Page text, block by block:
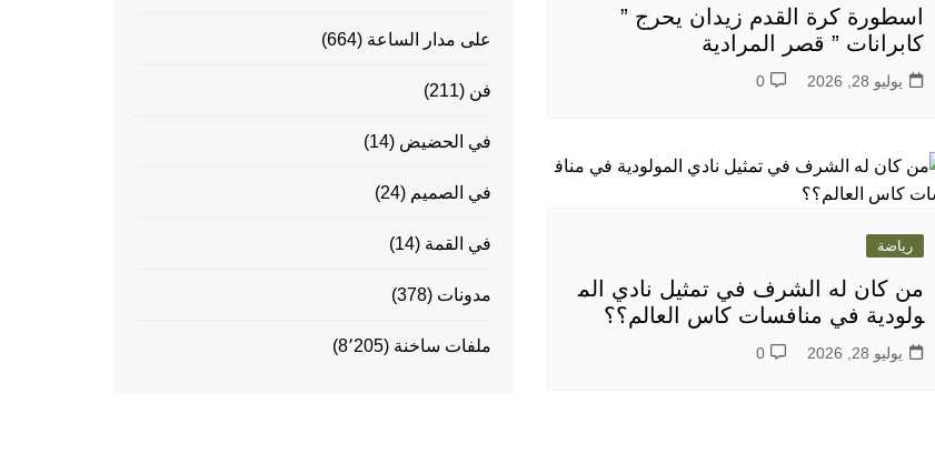
اسطورة كرة القدم زيدان يحرج ”
كابرانات ” قصر المرادية
يوليو 28, 2026 0
رياضة
من كان له الشرف في تمثيل نادي الم
ولودية في منافسات كاس العالم؟؟
يوليو 28, 2026 0
على مدار الساعة (664)
فن (211)
في الحضيض (14)
في الصميم (24)
في القمة (14)
مدونات (378)
ملفات ساخنة (8٬205)